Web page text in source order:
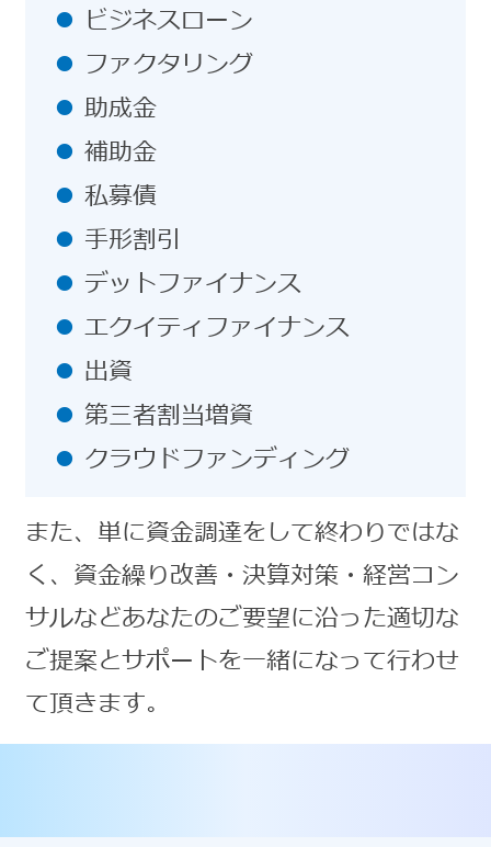
ビジネスローン
ファクタリング
助成金
補助金
私募債
手形割引
デットファイナンス
エクイティファイナンス
出資
第三者割当増資
クラウドファンディング
また、単に資金調達をして終わりではな
く、資金繰り改善・決算対策・経営コン
サルなどあなたのご要望に沿った適切な
ご提案とサポートを一緒になって行わせ
て頂きます。